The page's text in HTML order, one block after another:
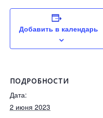
Добавить в календарь
ПОДРОБНОСТИ
Дата:
2 июня 2023